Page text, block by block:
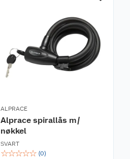
ALPRACE
Alprace spirallås m/
nøkkel
SVART
☆☆☆☆☆ (0)